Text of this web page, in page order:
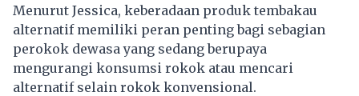
Menurut Jessica, keberadaan produk tembakau
alternatif memiliki peran penting bagi sebagian
perokok dewasa yang sedang berupaya
mengurangi konsumsi rokok atau mencari
alternatif selain rokok konvensional.